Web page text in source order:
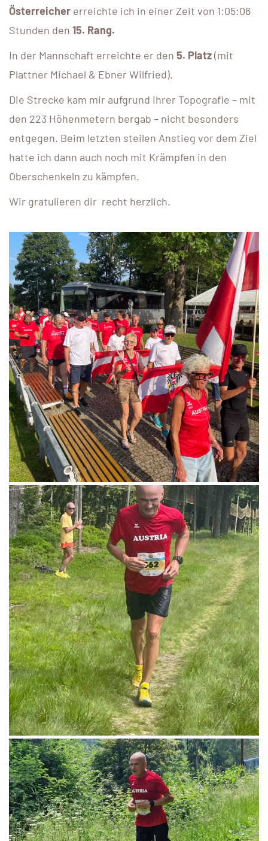
Österreicher erreichte ich in einer Zeit von 1:05:06
Stunden den 15. Rang.
In der Mannschaft erreichte er den 5. Platz(mit
Plattner Michael & Ebner Wilfried).
Die Strecke kam mir aufgrund ihrer Topografie – mit
den 223 Höhenmetern bergab – nicht besonders
entgegen. Beim letzten steilen Anstieg vor dem Ziel
hatte ich dann auch noch mit Krämpfen in den
Oberschenkeln zu kämpfen.
Wir gratulieren dir recht herzlich.